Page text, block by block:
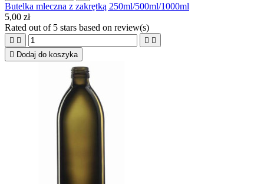
Butelka mleczna z zakrętką 250ml/500ml/1000ml
5,00 zł
Rated out of 5 stars based on review(s)
   
 Dodaj do koszyka